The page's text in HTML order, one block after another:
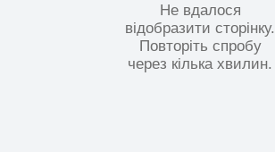
Не вдалося
відобразити сторінку.
Повторіть спробу
через кілька хвилин.